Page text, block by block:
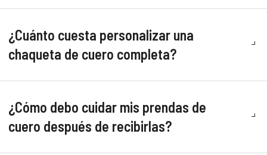
¿Cuánto cuesta personalizar una
chaqueta de cuero completa?
¿Cómo debo cuidar mis prendas de
cuero después de recibirlas?